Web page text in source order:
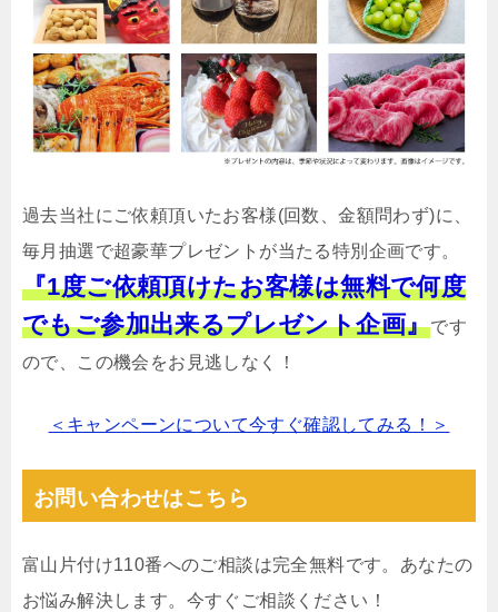
過去当社にご依頼頂いたお客様(回数、金額問わず)に、
毎月抽選で超豪華プレゼントが当たる特別企画です。
『1度ご依頼頂けたお客様は無料で何度
でもご参加出来るプレゼント企画』です
ので、この機会をお見逃しなく！
＜キャンペーンについて今すぐ確認してみる！＞
お問い合わせはこちら
富山片付け110番へのご相談は完全無料です。あなたの
お悩み解決します。今すぐご相談ください！